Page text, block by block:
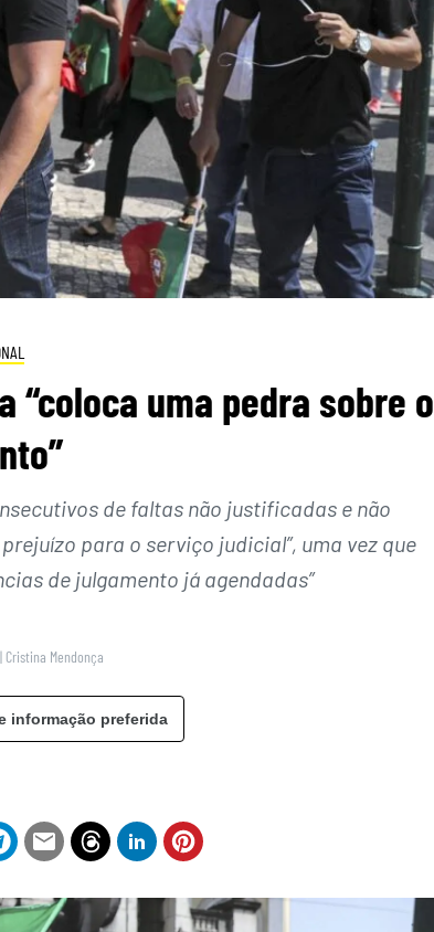
“coloca uma pedra sobre o
de faltas não justificadas e não
para o serviço judicial”, uma vez que
de julgamento já agendadas”
| Cristina Mendonça
informação preferida